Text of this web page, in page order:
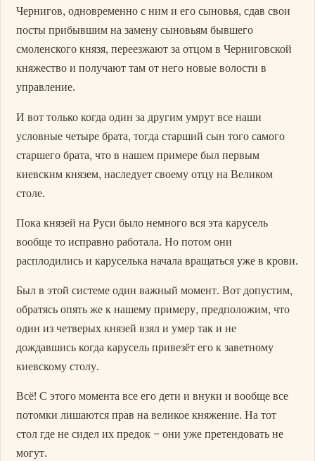
Чернигов, одновременно с ним и его сыновья, сдав свои
посты прибывшим на замену сыновьям бывшего
смоленского князя, переезжают за отцом в Черниговской
княжество и получают там от него новые волости в
управление.
И вот только когда один за другим умрут все наши
условные четыре брата, тогда старший сын того самого
старшего брата, что в нашем примере был первым
киевским князем, наследует своему отцу на Великом
столе.
Пока князей на Руси было немного вся эта карусель
вообще то исправно работала. Но потом они
расплодились и каруселька начала вращаться уже в крови.
Был в этой системе один важный момент. Вот допустим,
обратясь опять же к нашему примеру, предположим, что
один из четверых князей взял и умер так и не
дождавшись когда карусель привезёт его к заветному
киевскому столу.
Всё! С этого момента все его дети и внуки и вообще все
потомки лишаются прав на великое княжение. На тот
стол где не сидел их предок – они уже претендовать не
могут.